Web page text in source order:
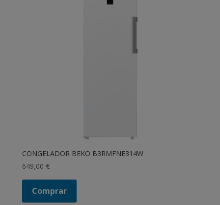
CONGELADOR BEKO B3RMFNE314W
649,00 €
Comprar